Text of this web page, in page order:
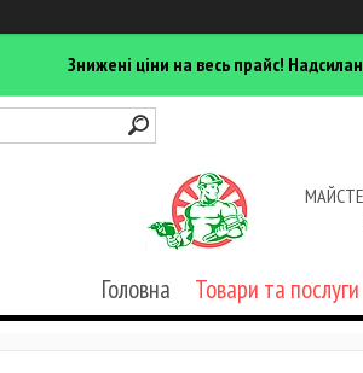
Знижені ціни на весь прайс!
Головна Товари та послуги